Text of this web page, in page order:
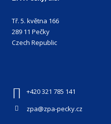
Tř. 5. května 166
289 11 Pečky
Czech Republic
+420 321 785 141
zpa@zpa-pecky.cz